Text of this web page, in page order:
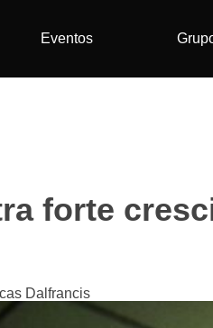
Eventos
forte
Dalfrancis